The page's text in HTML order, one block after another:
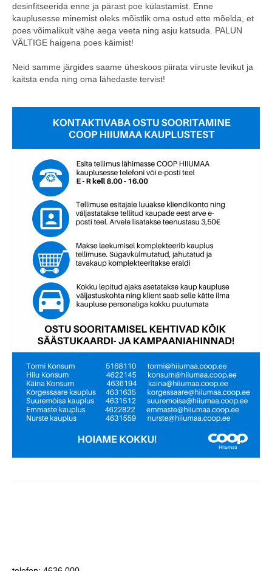
desinfitseerida enne ja pärast poe külastamist. Enne
kauplusesse minemist oleks mõistlik oma ostud ette mõelda, et
poes võimalikult vähe aega veeta ning asju katsuda. PALUN
VÄLTIGE haigena poes käimist!
Neid samme järgides saame üheskoos piirata viiruste levikut ja
kaitsta enda ning oma lähedaste tervist!